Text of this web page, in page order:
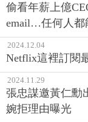
偷看年薪上億
email…任何人都
2024.12.04
Netflix這裡訂閱
2024.11.29
張忠謀邀黃仁勳
婉拒理由曝光